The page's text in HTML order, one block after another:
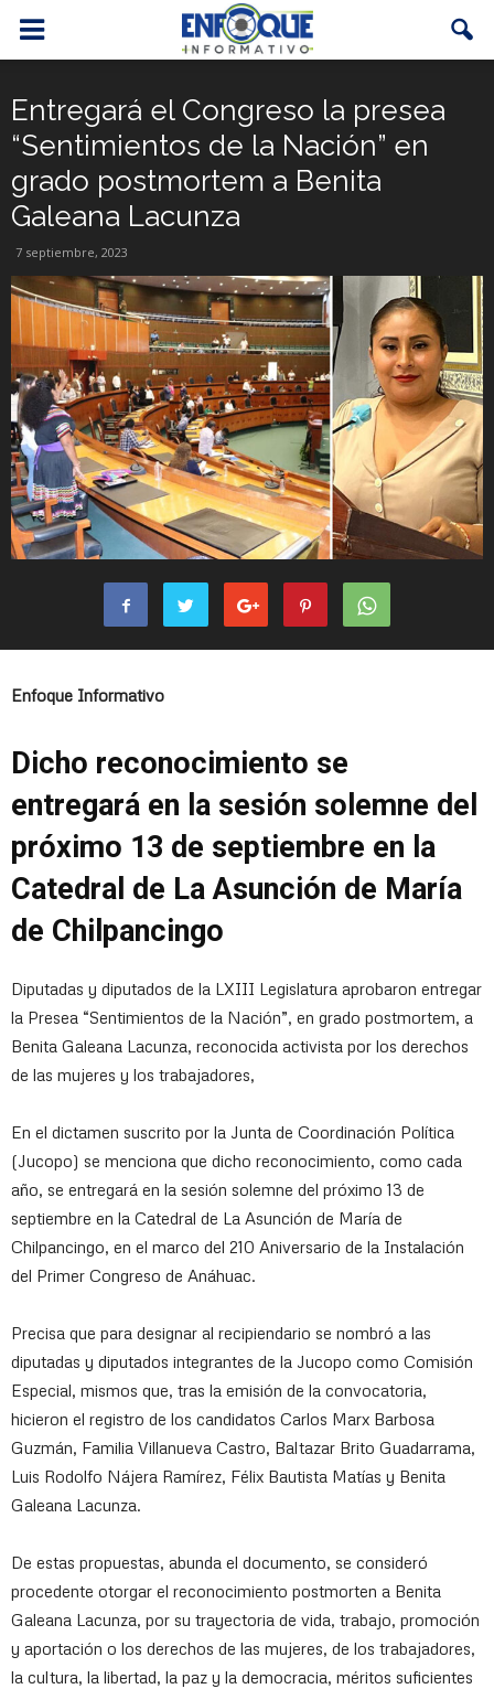
Entregará el Congreso la presea
“Sentimientos de la Nación” en
grado postmortem a Benita
Galeana Lacunza
7 septiembre, 2023
Enfoque Informativo
Dicho reconocimiento se
entregará en la sesión solemne del
próximo 13 de septiembre en la
Catedral de La Asunción de María
de Chilpancingo
Diputadas y diputados de la LXIII Legislatura aprobaron entregar
la Presea “Sentimientos de la Nación”, en grado postmortem, a
Benita Galeana Lacunza, reconocida activista por los derechos
de las mujeres y los trabajadores,
En el dictamen suscrito por la Junta de Coordinación Política
(Jucopo) se menciona que dicho reconocimiento, como cada
año, se entregará en la sesión solemne del próximo 13 de
septiembre en la Catedral de La Asunción de María de
Chilpancingo, en el marco del 210 Aniversario de la Instalación
del Primer Congreso de Anáhuac.
Precisa que para designar al recipiendario se nombró a las
diputadas y diputados integrantes de la Jucopo como Comisión
Especial, mismos que, tras la emisión de la convocatoria,
hicieron el registro de los candidatos Carlos Marx Barbosa
Guzmán, Familia Villanueva Castro, Baltazar Brito Guadarrama,
Luis Rodolfo Nájera Ramírez, Félix Bautista Matías y Benita
Galeana Lacunza.
De estas propuestas, abunda el documento, se consideró
procedente otorgar el reconocimiento postmorten a Benita
Galeana Lacunza, por su trayectoria de vida, trabajo, promoción
y aportación o los derechos de las mujeres, de los trabajadores,
la cultura, la libertad, la paz y la democracia, méritos suficientes